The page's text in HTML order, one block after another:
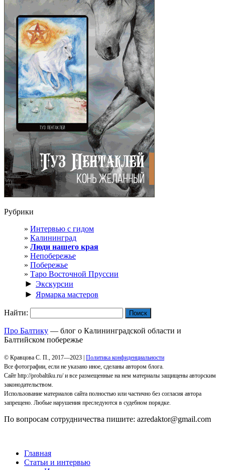
Рубрики
Интервью с гидом
Калининград
Люди нашего края
Непобережье
Побережье
Таро Восточной Пруссии
► Экскурсии
► Ярмарка мастеров
Найти:
Про Балтику — блог о Калининградской области и
Балтийском побережье
© Кравцова С. П., 2017—2023 | Политика конфиденциальности
Все фотографии, если не указано иное, сделаны автором блога.
Сайт http://probaltiku.ru/ и все размещенные на нем материалы защищены авторским
законодательством.
Использование материалов сайта полностью или частично без согласия автора
запрещено. Любые нарушения преследуются в судебном порядке.
По вопросам сотрудничества пишите: azredaktor@gmail.com
Главная
Статьи и интервью